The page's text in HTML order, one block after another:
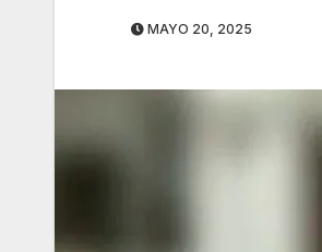
MAYO 20, 2025